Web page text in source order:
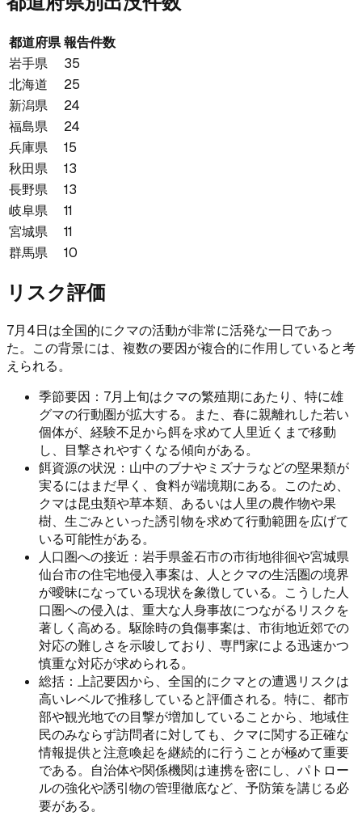
都道府県報告件数
岩手県
35
北海道
25
新潟県
24
福島県
24
兵庫県
15
秋田県
13
長野県
13
岐阜県
11
宮城県
11
群馬県
10
リスク評価
7月4日は全国的にクマの活動が非常に活発な一日であっ
た。この背景には、複数の要因が複合的に作用していると考
えられる。
季節要因：7月上旬はクマの繁殖期にあたり、特に雄
グマの行動圏が拡大する。また、春に親離れした若い
個体が、経験不足から餌を求めて人里近くまで移動
し、目撃されやすくなる傾向がある。
餌資源の状況：山中のブナやミズナラなどの堅果類が
実るにはまだ早く、食料が端境期にある。このため、
クマは昆虫類や草本類、あるいは人里の農作物や果
樹、生ごみといった誘引物を求めて行動範囲を広げて
いる可能性がある。
人口圏への接近：岩手県釜石市の市街地徘徊や宮城県
仙台市の住宅地侵入事案は、人とクマの生活圏の境界
が曖昧になっている現状を象徴している。こうした人
口圏への侵入は、重大な人身事故につながるリスクを
著しく高める。駆除時の負傷事案は、市街地近郊での
対応の難しさを示唆しており、専門家による迅速かつ
慎重な対応が求められる。
総括：上記要因から、全国的にクマとの遭遇リスクは
高いレベルで推移していると評価される。特に、都市
部や観光地での目撃が増加していることから、地域住
民のみならず訪問者に対しても、クマに関する正確な
情報提供と注意喚起を継続的に行うことが極めて重要
である。自治体や関係機関は連携を密にし、パトロー
ルの強化や誘引物の管理徹底など、予防策を講じる必
要がある。